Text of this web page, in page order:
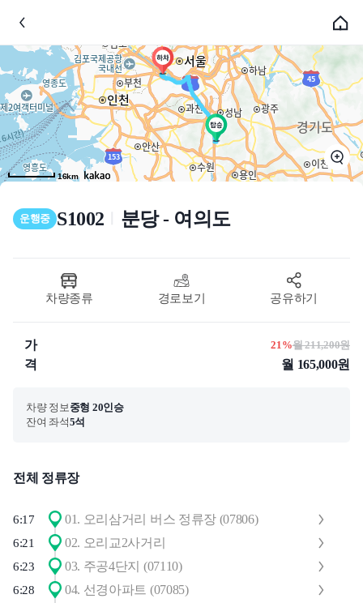
16km
운행중 S1002 분당 - 여의도
차량종류 경로보기 공유하기
가
격
21%월 211,200원
월 165,000원
차량 정보중형 20인승
잔여 좌석5석
전체 정류장
6:17 01. 오리삼거리 버스 정류장 (07806)
6:21 02. 오리교2사거리
6:23 03. 주공4단지 (07110)
6:28 04. 선경아파트 (07085)